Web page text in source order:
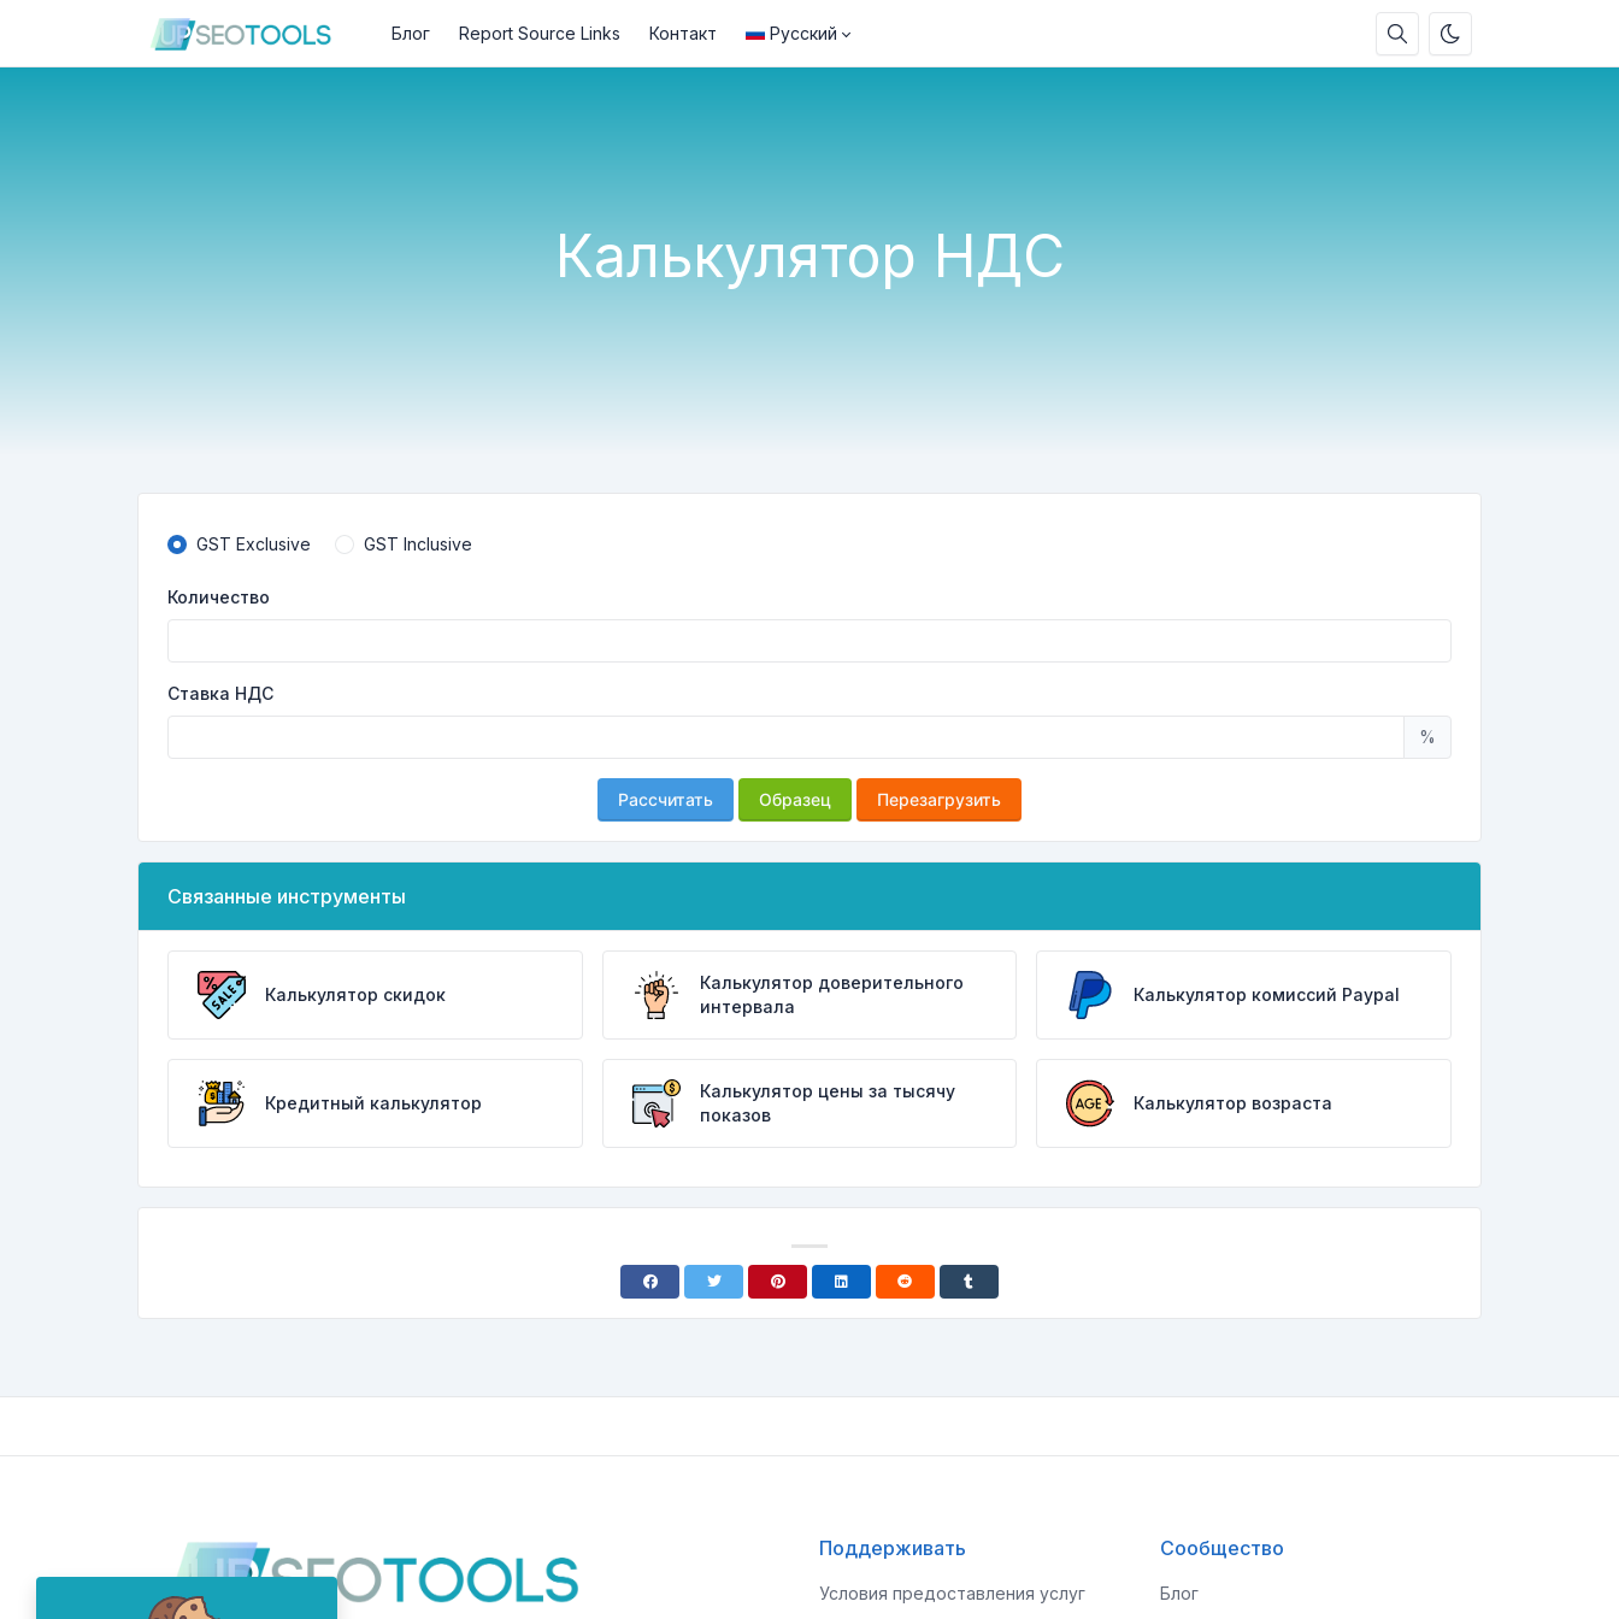
Блог Report Source Links Контакт Русский
Калькулятор НДС
GST Exclusive GST Inclusive
Количество
Ставка НДС
%
Рассчитать Образец Перезагрузить
Связанные инструменты
Калькулятор скидок
Калькулятор доверительного
интервала
Калькулятор комиссий Paypal
Кредитный калькулятор
Калькулятор цены за тысячу
показов
Калькулятор возраста
Поддерживать
Условия предоставления услуг
Сообщество
Блог